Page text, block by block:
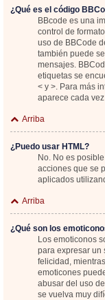
¿Qué es el código
BBcode es una
control de
uso de BBCode
también puede
mensajes.
etiquetas se
< y >. Para más
aparece cada
Arriba
¿Puedo usar HTML?
No. No es
acciones que se
aplicados
Arriba
¿Qué son los
Los emoticonos
para expresar un
felicidad,
emoticones
abusar del uso
se vuelva muy